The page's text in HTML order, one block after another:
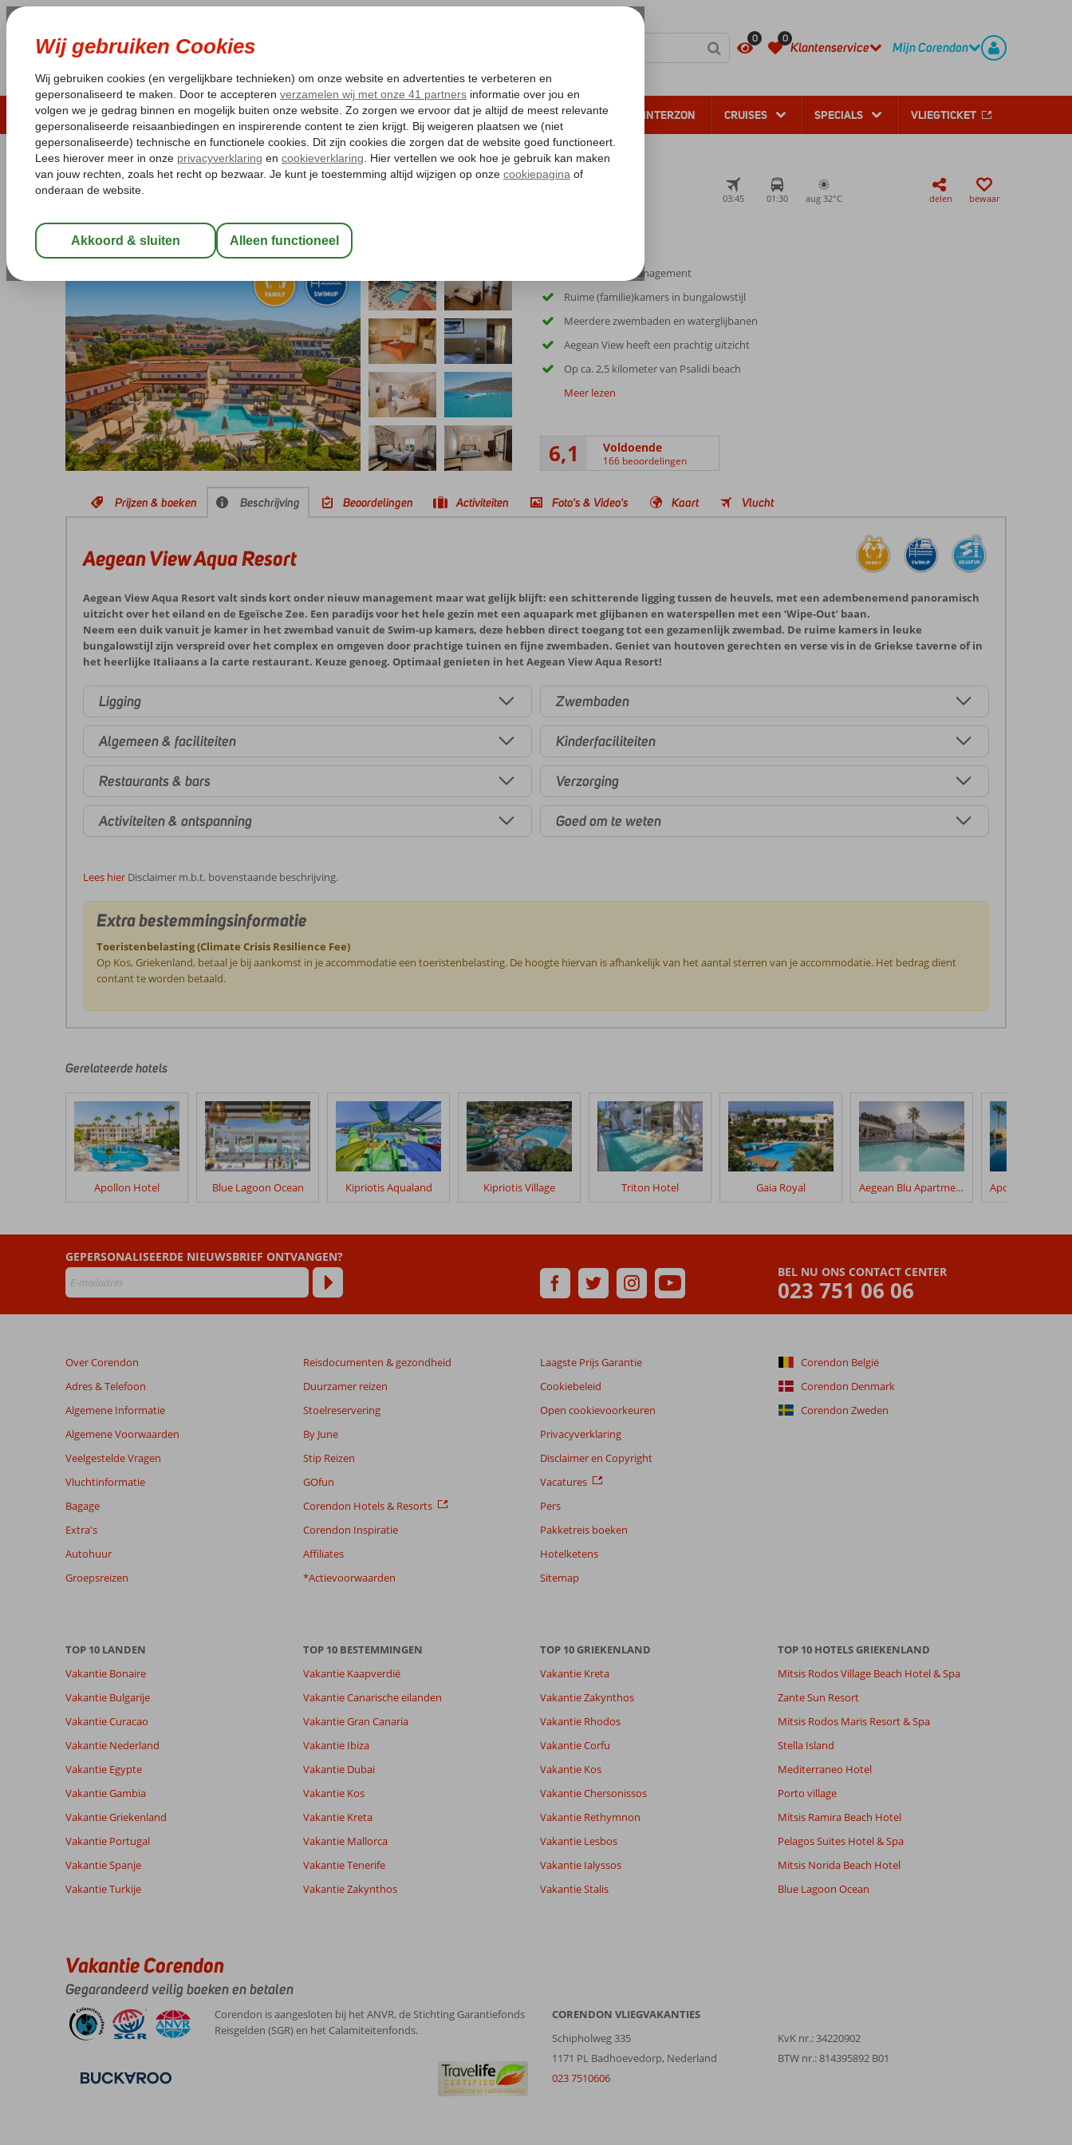
0 0
Klantenservice Mijn Corendon
LAST MINUTE ZOMER 2026 ZONVAKANTIE VERRE REIZEN ALL INCLUSIVE WINTERZON CRUISES SPECIALS VLIEGTICKET
Pakketgarantie Laagsteprijsgarantie* Gratis annuleren*
Home
Griekenland Kos
Aegean View Aqua Resort
All Inclusive Hotel
03:45 01:30 aug 32°C delen bewaar
Onder nieuw management
Ruime (familie)kamers in bungalowstijl
Meerdere zwembaden en waterglijbanen
Aegean View heeft een prachtig uitzicht
Op ca. 2,5 kilometer van Psalidi beach
Meer lezen
6,1 Voldoende
166 beoordelingen
Prijzen & boeken Beschrijving Beoordelingen Activiteiten Foto's & Video's Kaart Vlucht
Aegean View Aqua Resort
Aegean View Aqua Resort valt sinds kort onder nieuw management maar wat gelijk blijft: een schitterende ligging tussen de heuvels, met een adembenemend panoramisch
uitzicht over het eiland en de Egeïsche Zee. Een paradijs voor het hele gezin met een aquapark met glijbanen en waterspellen met een ‘Wipe-Out’ baan.
Neem een duik vanuit je kamer in het zwembad vanuit de Swim-up kamers, deze hebben direct toegang tot een gezamenlijk zwembad. De ruime kamers in leuke
bungalowstijl zijn verspreid over het complex en omgeven door prachtige tuinen en fijne zwembaden. Geniet van houtoven gerechten en verse vis in de Griekse taverne of in
het heerlijke Italiaans a la carte restaurant. Keuze genoeg. Optimaal genieten in het Aegean View Aqua Resort!
Ligging
Algemeen & faciliteiten
Restaurants & bars
Activiteiten & ontspanning
Zwembaden
Kinderfaciliteiten
Verzorging
Goed om te weten
Lees hier Disclaimer m.b.t. bovenstaande beschrijving.
Extra bestemmingsinformatie
Toeristenbelasting (Climate Crisis Resilience Fee)
Op Kos, Griekenland, betaal je bij aankomst in je accommodatie een toeristenbelasting. De hoogte hiervan is afhankelijk van het aantal sterren van je accommodatie. Het bedrag dient
contant te worden betaald.
door
klanten
geschreven
na
hun
verblijf
Aegean
Beoordelingen
die
ouder
48
worden
niet
weergegeven
om
relevantie
garanderen.
onze
Totale score
166
beoordelingen
6,1 Eten
5,6
Kamers
Wifi kwaliteit
van onze
Alle
Sorteren op
datum (nieuw > oud)
Marinus
Nederland
Alleen
,
30 september 2025
Stad
Psalidi:
Omgeving
was
geweldig
uit
was
Service 1
Prijs/kwaliteit
2
Eten 8
Kamers 1
Kindvriendelijk
-
Wifi kwaliteit
Gerelateerde hotels
Apollon Hotel Blue Lagoon Ocean Kipriotis Aqualand Kipriotis Village Triton Hotel Gaia Royal Aegean Blu Apartments
BEL NU ONS CONTACT CENTER
023 751 06 06
GEPERSONALISEERDE NIEUWSBRIEF ONTVANGEN?
Over Corendon
Adres & Telefoon
Algemene Informatie
Algemene Voorwaarden
Veelgestelde Vragen
Vluchtinformatie
Bagage
Extra's
Autohuur
Groepsreizen
Reisdocumenten & gezondheid
Duurzamer reizen
Stoelreservering
By June
Stip Reizen
GOfun
Corendon Hotels & Resorts
Corendon Inspiratie
Affiliates
*Actievoorwaarden
Laagste Prijs Garantie
Cookiebeleid
Open cookievoorkeuren
Privacyverklaring
Disclaimer en Copyright
Vacatures
Pers
Pakketreis boeken
Hotelketens
Sitemap
Corendon België
Corendon Denmark
Corendon Zweden
TOP 10 LANDEN
Vakantie Bonaire
Vakantie Bulgarije
Vakantie Curacao
Vakantie Nederland
Vakantie Egypte
Vakantie Gambia
Vakantie Griekenland
Vakantie Portugal
Vakantie Spanje
Vakantie Turkije
TOP 10 BESTEMMINGEN
Vakantie Kaapverdië
Vakantie Canarische eilanden
Vakantie Gran Canaria
Vakantie Ibiza
Vakantie Dubai
Vakantie Kos
Vakantie Kreta
Vakantie Mallorca
Vakantie Tenerife
Vakantie Zakynthos
TOP 10 GRIEKENLAND
Vakantie Kreta
Vakantie Zakynthos
Vakantie Rhodos
Vakantie Corfu
Vakantie Kos
Vakantie Chersonissos
Vakantie Rethymnon
Vakantie Lesbos
Vakantie Ialyssos
Vakantie Stalis
TOP 10 HOTELS GRIEKENLAND
Mitsis Rodos Village Beach Hotel & Spa
Zante Sun Resort
Mitsis Rodos Maris Resort & Spa
Stella Island
Mediterraneo Hotel
Porto village
Mitsis Ramira Beach Hotel
Pelagos Suites Hotel & Spa
Mitsis Norida Beach Hotel
Blue Lagoon Ocean
Vakantie Corendon
Gegarandeerd veilig boeken en betalen
Corendon is aangesloten bij het ANVR, de Stichting Garantiefonds
Reisgelden (SGR) en het Calamiteitenfonds.
CORENDON VLIEGVAKANTIES
Schipholweg 335
1171 PL Badhoevedorp, Nederland
023 7510606
KvK nr.: 34220902
BTW nr.: 814395892 B01